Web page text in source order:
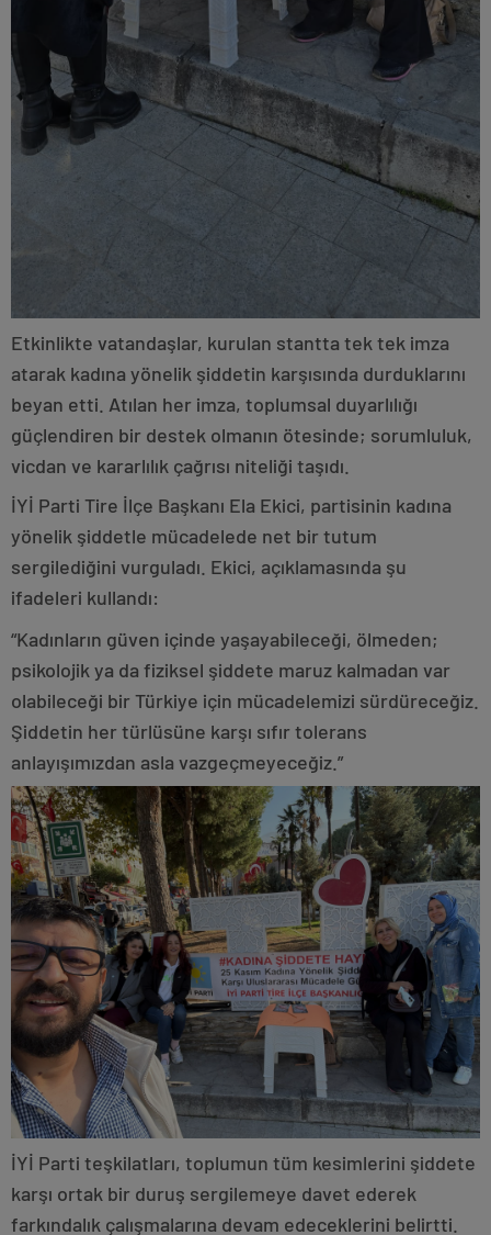
Etkinlikte vatandaşlar, kurulan stantta tek tek imza
atarak kadına yönelik şiddetin karşısında durduklarını
beyan etti. Atılan her imza, toplumsal duyarlılığı
güçlendiren bir destek olmanın ötesinde; sorumluluk,
vicdan ve kararlılık çağrısı niteliği taşıdı.
İYİ Parti Tire İlçe Başkanı Ela Ekici, partisinin kadına
yönelik şiddetle mücadelede net bir tutum
sergilediğini vurguladı. Ekici, açıklamasında şu
ifadeleri kullandı:
“Kadınların güven içinde yaşayabileceği, ölmeden;
psikolojik ya da fiziksel şiddete maruz kalmadan var
olabileceği bir Türkiye için mücadelemizi sürdüreceğiz.
Şiddetin her türlüsüne karşı sıfır tolerans
anlayışımızdan asla vazgeçmeyeceğiz.”
İYİ Parti teşkilatları, toplumun tüm kesimlerini şiddete
karşı ortak bir duruş sergilemeye davet ederek
farkındalık çalışmalarına devam edeceklerini belirtti.